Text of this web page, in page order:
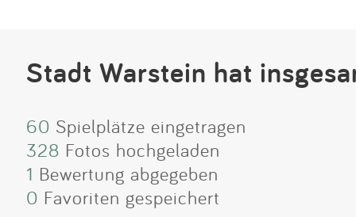
Stadt Warstein hat
60 Spielplätze eingetragen
328 Fotos hochgeladen
1 Bewertung abgegeben
0 Favoriten gespeichert